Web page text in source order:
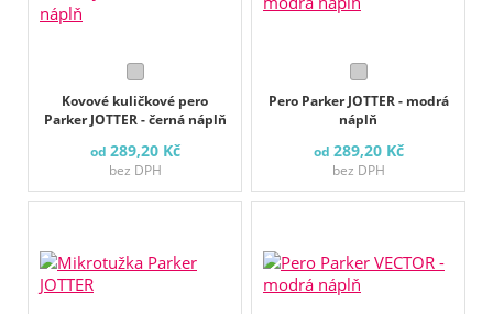
Kovové kuličkové pero
Parker JOTTER - černá náplň
od 289,20 Kč
bez DPH
Pero Parker JOTTER - modrá
náplň
od 289,20 Kč
bez DPH